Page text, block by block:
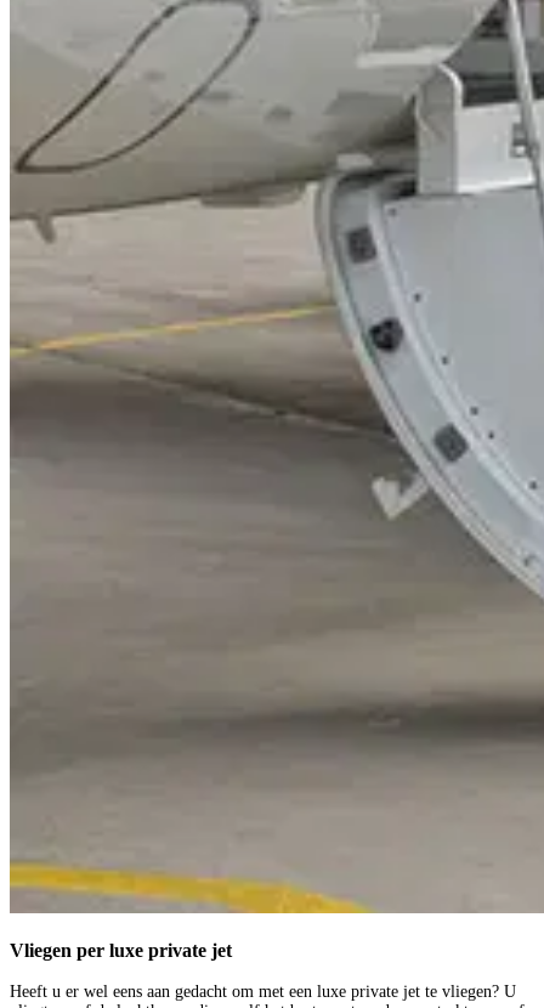
Vliegen per luxe private jet
Heeft u er wel eens aan gedacht om met een luxe private jet te vliegen? U